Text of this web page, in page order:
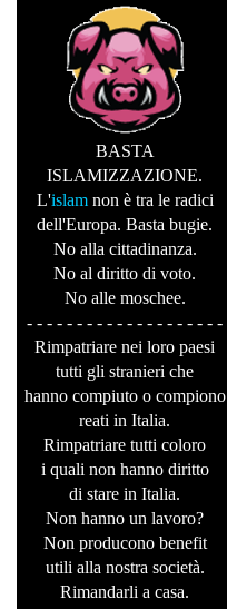
BASTA
ISLAMIZZAZIONE.
L'islam non è tra le radici
dell'Europa. Basta bugie.
No alla cittadinanza.
No al diritto di voto.
No alle moschee.
- - - - - - - - - - - - - - - - - - - -
Rimpatriare nei loro paesi
tutti gli stranieri che
hanno compiuto o compiono
reati in Italia.
Rimpatriare tutti coloro
i quali non hanno diritto
di stare in Italia.
Non hanno un lavoro?
Non producono benefit
utili alla nostra società.
Rimandarli a casa.